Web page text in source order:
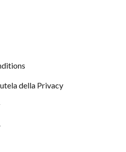
della Privacy